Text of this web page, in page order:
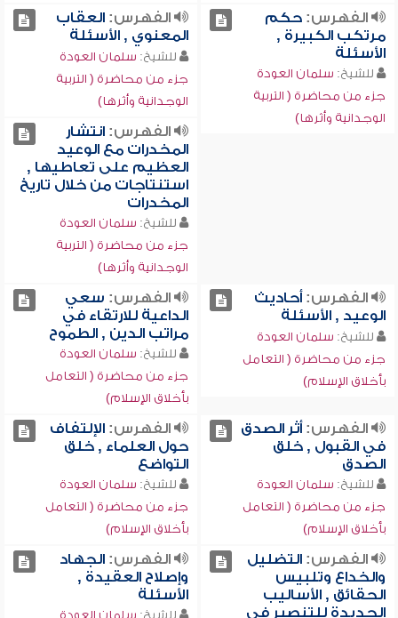
الفهرس:حكم
مرتكب الكبيرة ,
الأسئلة
للشيخ: سلمان العودة
جزء من محاضرة ( التربية
الوجدانية وأثرها)
الفهرس:العقاب
المعنوي , الأسئلة
للشيخ: سلمان العودة
جزء من محاضرة ( التربية
الوجدانية وأثرها)
الفهرس:انتشار
المخدرات مع الوعيد
العظيم على تعاطيها ,
استنتاجات من خلال تاريخ
المخدرات
للشيخ: سلمان العودة
جزء من محاضرة ( التربية
الوجدانية وأثرها)
الفهرس:أحاديث
الوعيد , الأسئلة
للشيخ: سلمان العودة
جزء من محاضرة ( التعامل
بأخلاق الإسلام)
الفهرس: سعي
الداعية للارتقاء في
مراتب الدين , الطموح
للشيخ: سلمان العودة
جزء من محاضرة ( التعامل
بأخلاق الإسلام)
الفهرس:أثر الصدق
في القبول , خلق
الصدق
للشيخ: سلمان العودة
جزء من محاضرة ( التعامل
بأخلاق الإسلام)
الفهرس:الإلتفاف
حول العلماء , خلق
التواضع
للشيخ: سلمان العودة
جزء من محاضرة ( التعامل
بأخلاق الإسلام)
الفهرس:التضليل
والخداع وتلبيس
الحقائق , الأساليب
الجديدة للتنصير في
الفهرس:الجهاد
وإصلاح العقيدة ,
الأسئلة
للشيخ: سلمان العودة